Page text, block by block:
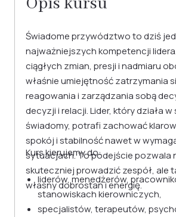
Świadome przywództwo to dziś
najważniejszych kompetencji
ciągłych zmian, presji i nadmiaru
właśnie umiejętność zatrzymania
reagowania i zarządzania sobą
decyzji i relacji. Lider, który działa
świadomy, potrafi zachować
spokój i stabilność nawet w
sytuacjach. To podejście pozwala
skuteczniej prowadzić zespół, ale
własny dobrostan i energię.
Kurs kierujemy do:
liderów, menedżerów,
stanowiskach kierowniczych,
specjalistów, terapeutów,